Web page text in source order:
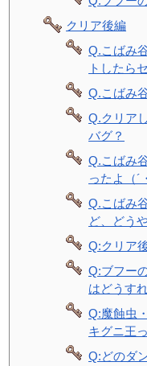
クリア後編
Q.こばみ
トしたら
Q.こばみ
Q.クリア
バグ？
Q.こばみ
ったよ（´
Q.こばみ
ど、どう
Q:クリア
Q:ブフー
はどうす
Q:魔蝕虫
キグニ王
Q:どのダ